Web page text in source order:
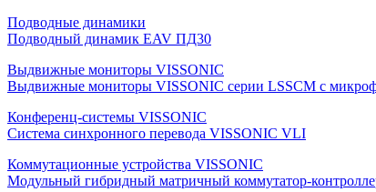
Подводные динамики
Подводный динамик EAV ПД30
Выдвижные мониторы VISSONIC
Выдвижные мониторы VISSONIC серии LSSCM с
Конференц-системы VISSONIC
Система синхронного перевода VISSONIC VLI
Коммутационные устройства VISSONIC
Модульный гибридный матричный коммутатор-